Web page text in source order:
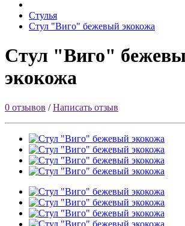
Стулья
Стул "Виго" бежевый экокожа
Стул "Виго"
экокожа
0 отзывов /Написать отзыв